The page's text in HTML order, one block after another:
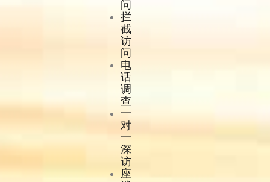
问
拦
截
访
问
电
话
调
查
一
对
一
深
访
座